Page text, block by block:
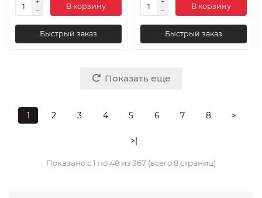
В корзину
Быстрый заказ
В корзину
Быстрый заказ
Показать еще
1 2 3 4 5 6 7 8 >
>|
Показано с 1 по 48 из 367 (всего 8 страниц)